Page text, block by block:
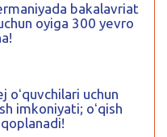
bakalavriat
oyiga 300 yevro
oʻquvchilari uchun
imkoniyati; oʻqish